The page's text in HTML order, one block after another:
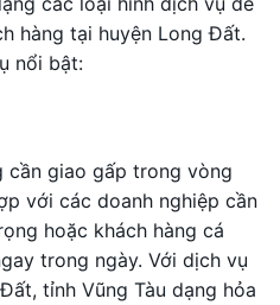
hàng tại huyện Long Đất.
nổi bật:
cần giao gấp trong vòng
với các doanh nghiệp cần
hoặc khách hàng cá
trong ngày. Với dịch vụ
tỉnh Vũng Tàu dạng hỏa